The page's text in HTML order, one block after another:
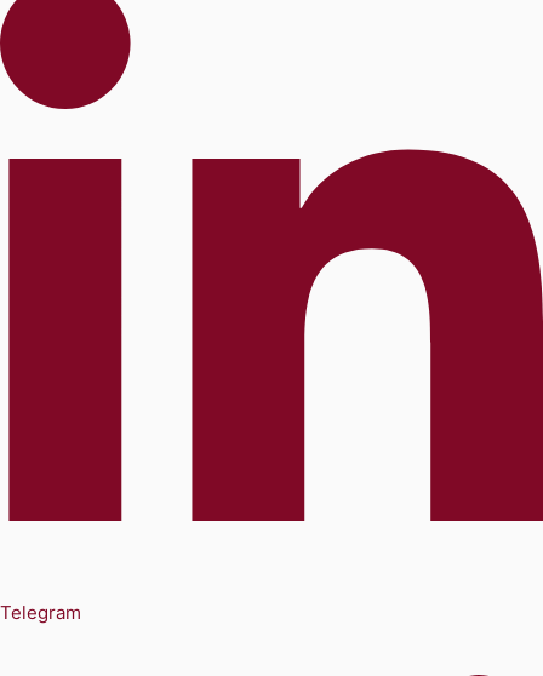
Telegram